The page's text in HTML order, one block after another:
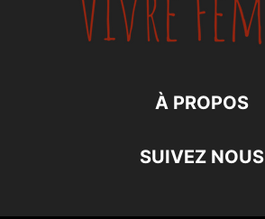
À PROPOS
SUIVEZ NOUS